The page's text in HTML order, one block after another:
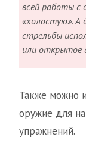
всей работы с
«холостую». А
стрельбы
или открытое
Также можно
оружие для
упражнений.